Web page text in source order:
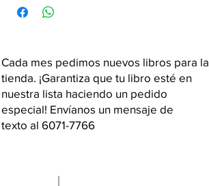
Cada mes pedimos nuevos libros para la
tienda. ¡Garantiza que tu libro esté en
nuestra lista haciendo un pedido
especial! Envíanos un mensaje de
texto al 6071-7766